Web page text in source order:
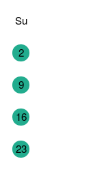
Su
2
9
16
23